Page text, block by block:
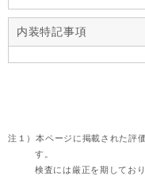
内装特記事項
注１）本ページに掲載された評
す。
検査には厳正を期してお